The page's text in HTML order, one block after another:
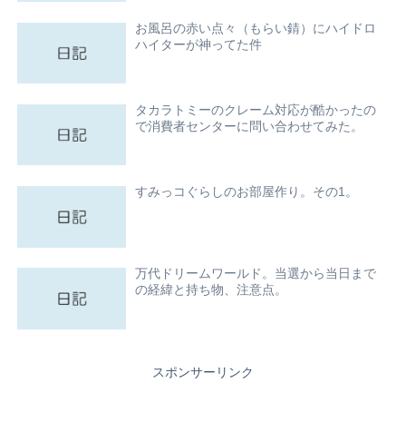
お風呂の赤い点々（もらい錆）にハイドロ
ハイターが神ってた件
タカラトミーのクレーム対応が酷かったの
で消費者センターに問い合わせてみた。
すみっコぐらしのお部屋作り。その1。
万代ドリームワールド。当選から当日まで
の経緯と持ち物、注意点。
スポンサーリンク